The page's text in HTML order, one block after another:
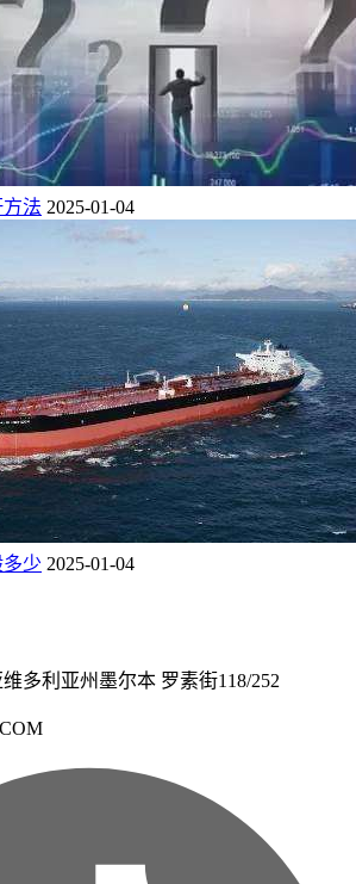
法 2025-01-04
少 2025-01-04
多利亚州墨尔本 罗素街118/252